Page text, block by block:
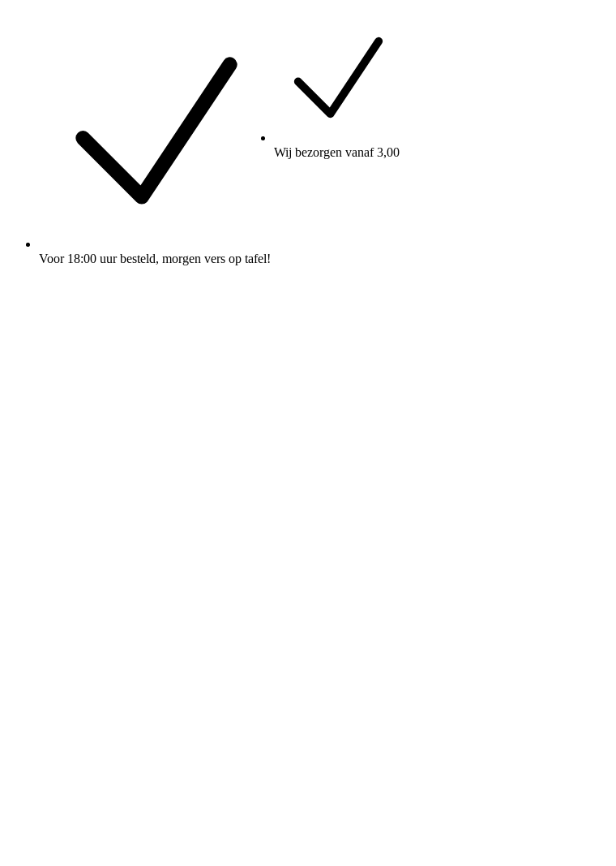
Voor 18:00 uur besteld, morgen vers op tafel!
Wij bezorgen vanaf 3,00